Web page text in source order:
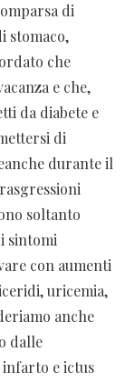
di
stomaco,
che
e che,
da diabete e
di
durante il
soltanto
sintomi
con aumenti
uricemia,
anche
dalle
e ictus